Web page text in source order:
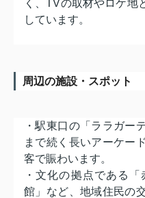
く、
TVの取材やロケ地
しています。
周辺の施設・スポット
・駅東口の「ララガー
まで続く長いアーケー
客で賑わいます。
・文化の拠点である
館」など、 地域住民の